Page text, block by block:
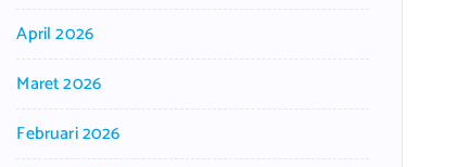
April 2026
Maret 2026
Februari 2026